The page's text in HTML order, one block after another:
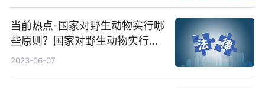
当前热点-国家对野生动物实行哪
些原则？国家对野生动物实行的
保护原则有什么？
2023-06-07